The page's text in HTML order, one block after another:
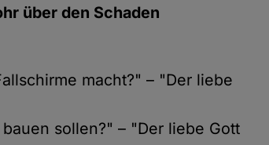
über den Schaden
macht?" – "Der liebe
sollen?" – "Der liebe Gott